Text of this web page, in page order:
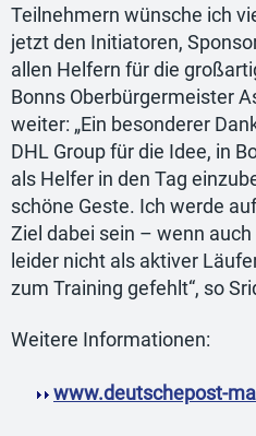
Teilnehmern wünsche ich
jetzt den Initiatoren,
allen Helfern für die
Bonns Oberbürgermeister
weiter: „Ein besonderer
DHL Group für die Idee, in
als Helfer in den Tag
schöne Geste. Ich werde
Ziel dabei sein – wenn
leider nicht als aktiver
zum Training gefehlt“, so
Weitere Informationen:
www.deutschepost-